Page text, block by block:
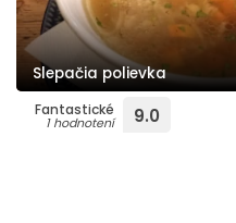
Slepačia polievka
Fantastické
1 hodnotení 9.0